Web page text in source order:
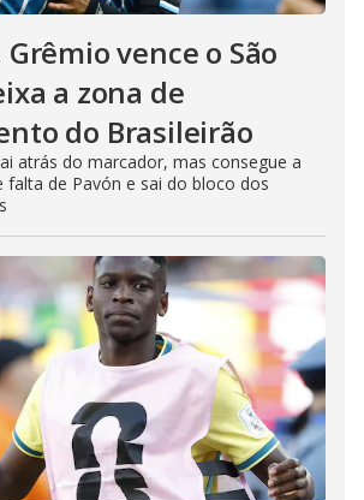
vence o São
a zona de
do Brasileirão
atrás do marcador, mas consegue a
falta de Pavón e sai do bloco dos